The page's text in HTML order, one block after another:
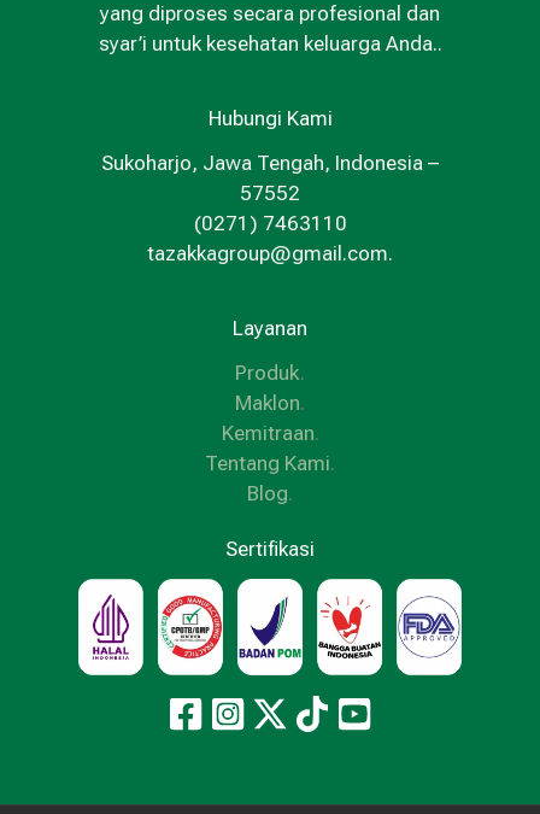
yang diproses secara profesional dan
syar’i untuk kesehatan keluarga Anda..
Hubungi Kami
Sukoharjo, Jawa Tengah, Indonesia –
57552
(0271) 7463110
tazakkagroup@gmail.com.
Layanan
Produk.
Maklon.
Kemitraan.
Tentang Kami.
Blog.
Sertifikasi